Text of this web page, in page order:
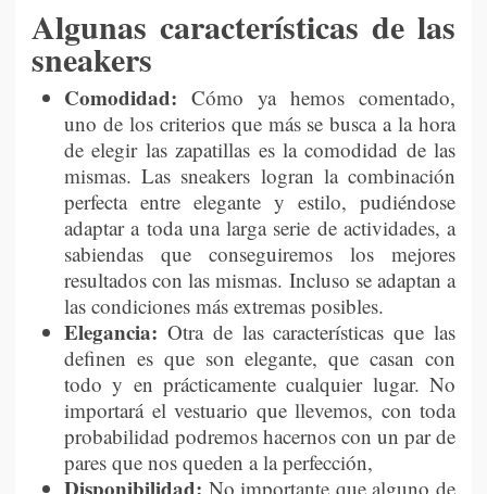
Algunas características de las
sneakers
Comodidad: Cómo ya hemos comentado,
uno de los criterios que más se busca a la hora
de elegir las zapatillas es la comodidad de las
mismas. Las sneakers logran la combinación
perfecta entre elegante y estilo, pudiéndose
adaptar a toda una larga serie de actividades, a
sabiendas que conseguiremos los mejores
resultados con las mismas. Incluso se adaptan a
las condiciones más extremas posibles.
Elegancia: Otra de las características que las
definen es que son elegante, que casan con
todo y en prácticamente cualquier lugar. No
importará el vestuario que llevemos, con toda
probabilidad podremos hacernos con un par de
pares que nos queden a la perfección,
Disponibilidad: No importante que alguno de